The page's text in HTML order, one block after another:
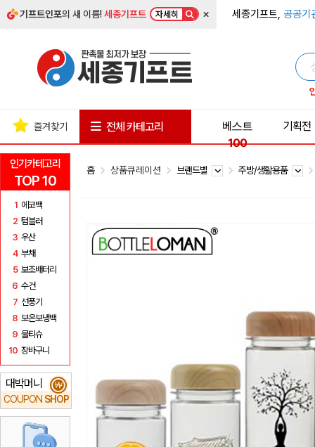
기프트인포의 새 이름!세종기프트 자세히 × 세종기프트, 공공기
인기카테고리
TOP 10
1 에코백
2 텀블러
3 우산
4 부채
5 보조배터리
6 수건
7 선풍기
8 보온보냉백
9 물티슈
10 장바구니
대박머니
COUPON SHOP
₩
즐겨찾기 전체 카테고리
베스트
100
기획전
홈 상품큐레이션 브랜드별 주방/생활용품